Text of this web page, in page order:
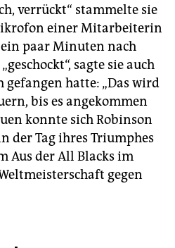
verrückt“ stammelte sie
einer Mitarbeiterin
ein paar Minuten nach
sagte sie auch
gefangen hatte: „Das wird
bis es angekommen
konnte sich Robinson
der Tag ihres Triumphes
Aus der All Blacks im
gegen